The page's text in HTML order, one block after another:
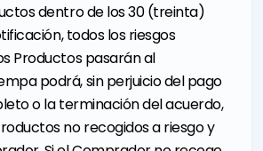
dentro de los 30 (treinta)
todos los riesgos
Productos pasarán al
podrá, sin perjuicio del pago
o la terminación del acuerdo,
no recogidos a riesgo y